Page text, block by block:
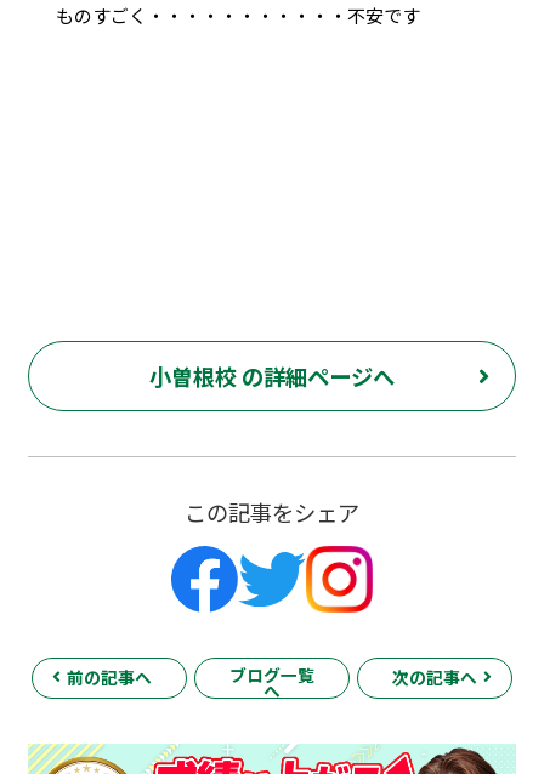
ものすごく・・・・・・・・・・・不安です
小曽根校 の詳細ページへ
この記事をシェア
前の記事へ ブログ一覧
へ
次の記事へ